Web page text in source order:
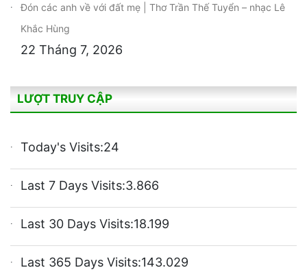
Đón các anh về với đất mẹ | Thơ Trần Thế Tuyển – nhạc Lê
Khắc Hùng
22 Tháng 7, 2026
LƯỢT TRUY CẬP
Today's Visits:24
Last 7 Days Visits:3.866
Last 30 Days Visits:18.199
Last 365 Days Visits:143.029